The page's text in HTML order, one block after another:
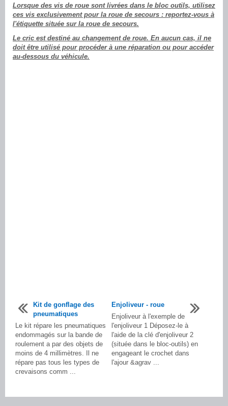
Lorsque des vis de roue sont livrées dans le bloc outils, utilisez
ces vis exclusivement pour la roue de secours : reportez-vous à
l'étiquette située sur la roue de secours.
Le cric est destiné au changement de roue. En aucun cas, il ne
doit être utilisé pour procéder à une réparation ou pour accéder
au-dessous du véhicule.
Kit de gonflage des
pneumatiques
Le kit répare les pneumatiques
endommagés sur la bande de
roulement a par des objets de
moins de 4 millimètres. Il ne
répare pas tous les types de
crevaisons comm ...
Enjoliveur - roue
Enjoliveur à l'exemple de
l'enjoliveur 1 Déposez-le à
l'aide de la clé d'enjoliveur 2
(située dans le bloc-outils) en
engageant le crochet dans
l'ajour &agrav ...